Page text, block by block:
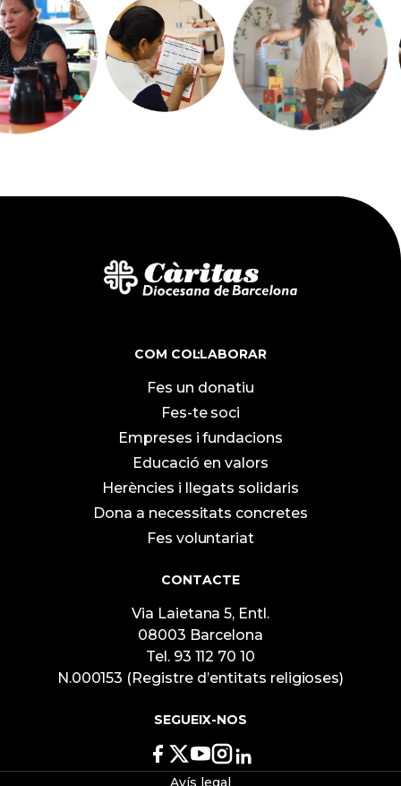
COM COL·LABORAR
Fes un donatiu
Fes-te soci
Empreses i fundacions
Educació en valors
Herències i llegats solidaris
Dona a necessitats concretes
Fes voluntariat
CONTACTE
Via Laietana 5, Entl.
08003 Barcelona
Tel. 93 112 70 10
N.000153 (Registre d’entitats religioses)
SEGUEIX-NOS
Avís legal